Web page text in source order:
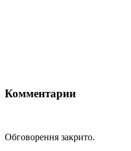
Комментарии
Обговорення закрито.